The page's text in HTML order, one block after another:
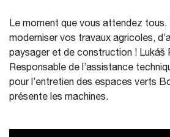
Le moment que vous attendez tous.
moderniser vos travaux agricoles,
paysager et de construction ! Lukáš
Responsable de l’assistance
pour l’entretien des espaces verts
présente les machines.